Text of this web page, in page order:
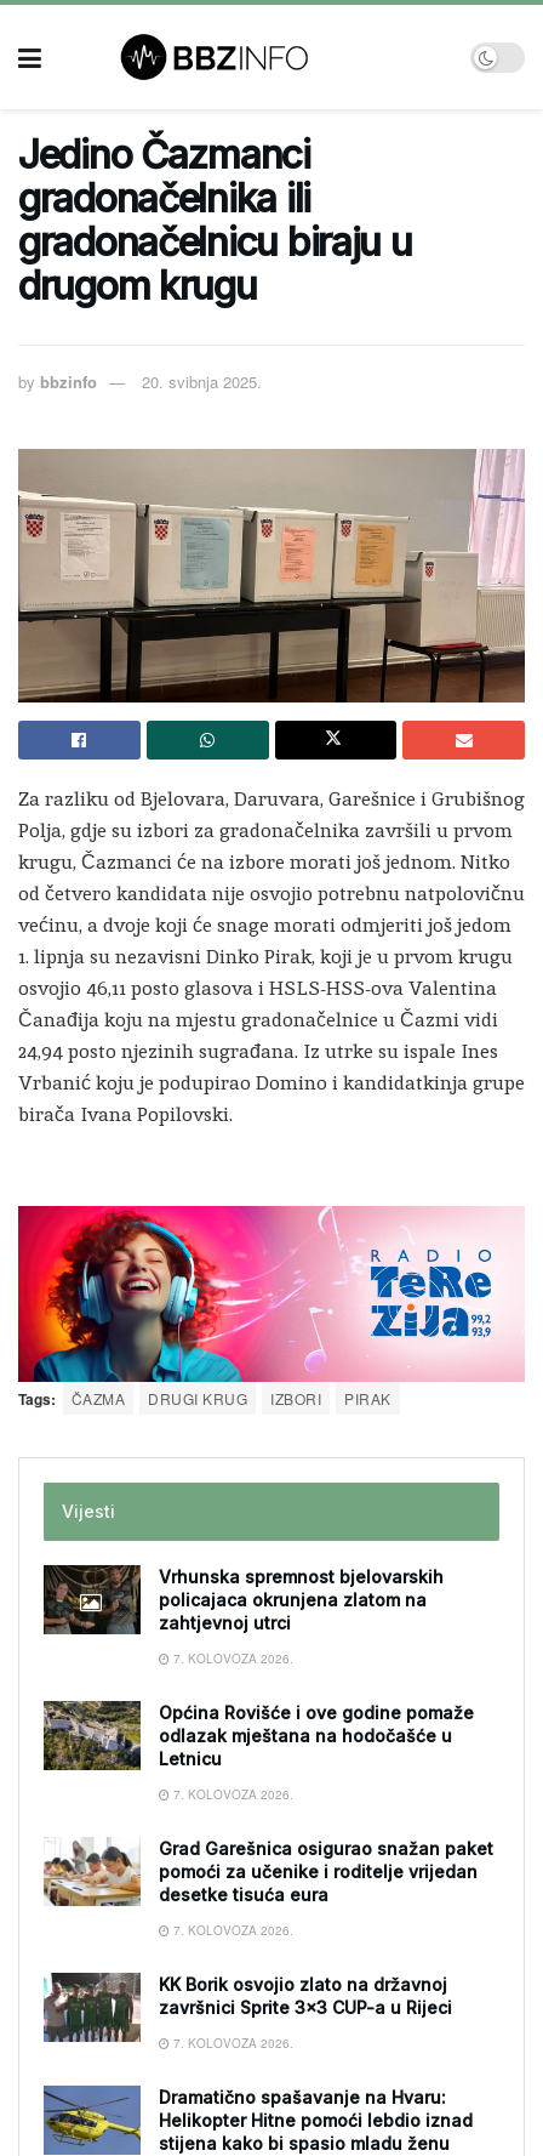
Jedino Čazmanci
gradonačelnika ili
gradonačelnicu biraju u
drugom krugu
by bbzinfo 20. svibnja 2025.
Za razliku od Bjelovara, Daruvara, Garešnice i Grubišnog
Polja, gdje su izbori za gradonačelnika završili u prvom
krugu, Čazmanci će na izbore morati još jednom. Nitko
od četvero kandidata nije osvojio potrebnu natpolovičnu
većinu, a dvoje koji će snage morati odmjeriti još jedom
1. lipnja su nezavisni Dinko Pirak, koji je u prvom krugu
osvojio 46,11 posto glasova i HSLS-HSS-ova Valentina
Čanađija koju na mjestu gradonačelnice u Čazmi vidi
24,94 posto njezinih sugrađana. Iz utrke su ispale Ines
Vrbanić koju je podupirao Domino i kandidatkinja grupe
birača Ivana Popilovski.
Tags: ČAZMA DRUGI KRUG IZBORI PIRAK
Vijesti
Vrhunska spremnost bjelovarskih
policajaca okrunjena zlatom na
zahtjevnoj utrci
7. KOLOVOZA 2026.
Općina Rovišće i ove godine pomaže
odlazak mještana na hodočašće u
Letnicu
7. KOLOVOZA 2026.
Grad Garešnica osigurao snažan paket
pomoći za učenike i roditelje vrijedan
desetke tisuća eura
7. KOLOVOZA 2026.
KK Borik osvojio zlato na državnoj
završnici Sprite 3×3 CUP-a u Rijeci
7. KOLOVOZA 2026.
Dramatično spašavanje na Hvaru:
Helikopter Hitne pomoći lebdio iznad
stijena kako bi spasio mladu ženu